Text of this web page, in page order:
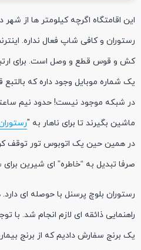
این اقامتگاه اگرچه کیلومتر ها از
رستوران و کافی شاپ فعال نداره.
کش و قوس قطع و وصل است. برای
یک شماره موبایل وجود داره که
در شبکه موجود نیست! حدود نیم
ماشین بگیرند تا برای ناهار به "
در همین حین یک اتوبوس تور توقف
صرفا تبدیل به “خاطره” ای شیرین
رستوران بلوچ پرسنل با حوصله ای
راهنمایی ذائقه ای لازم انجام شد. با
یک برنج سفارش دادیم که از برنج